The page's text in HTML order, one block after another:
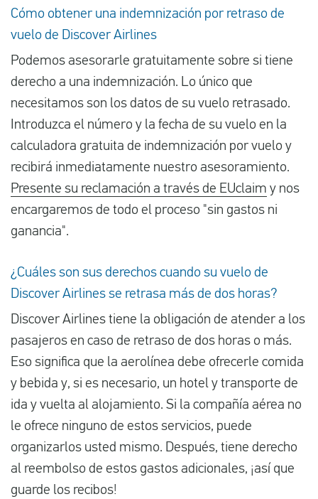
Cómo obtener una indemnización por retraso de
vuelo de Discover Airlines
Podemos asesorarle gratuitamente sobre si tiene
derecho a una indemnización. Lo único que
necesitamos son los datos de su vuelo retrasado.
Introduzca el número y la fecha de su vuelo en la
calculadora gratuita de indemnización por vuelo y
recibirá inmediatamente nuestro asesoramiento.
Presente su reclamación a través de EUclaim y nos
encargaremos de todo el proceso "sin gastos ni
ganancia".
¿Cuáles son sus derechos cuando su vuelo de
Discover Airlines se retrasa más de dos horas?
Discover Airlines tiene la obligación de atender a los
pasajeros en caso de retraso de dos horas o más.
Eso significa que la aerolínea debe ofrecerle comida
y bebida y, si es necesario, un hotel y transporte de
ida y vuelta al alojamiento. Si la compañía aérea no
le ofrece ninguno de estos servicios, puede
organizarlos usted mismo. Después, tiene derecho
al reembolso de estos gastos adicionales, ¡así que
guarde los recibos!